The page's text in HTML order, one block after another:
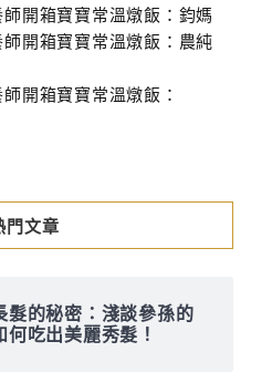
師開箱寶寶常溫燉飯：鈞媽
師開箱寶寶常溫燉飯：農純
開箱寶寶常溫燉飯：
門文章
髮的秘密：淺談參孫的
吃出美麗秀髮！